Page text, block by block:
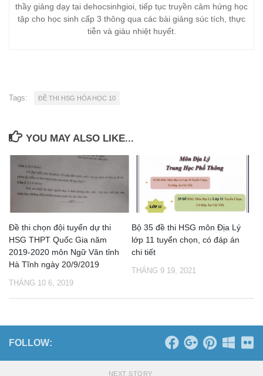
thầy giảng dạy tại dehocsinhgioi, tiếp tục truyền cảm hứng học
tập cho học sinh cấp 3 thông qua các bài giảng súc tích, thực
tiễn và giàu nhiệt huyết.
Tags: ĐỀ THI HSG HÓA HỌC 10
YOU MAY ALSO LIKE...
Đề thi chọn đội tuyển dự thi
HSG THPT Quốc Gia năm
2019-2020 môn Ngữ Văn tỉnh
Hà Tĩnh ngày 20/9/2019
THÁNG 10 6, 2019
Bộ 35 đề thi HSG môn Địa Lý
lớp 11 tuyển chọn, có đáp án
chi tiết
THÁNG 9 19, 2021
FOLLOW:
NEXT STORY